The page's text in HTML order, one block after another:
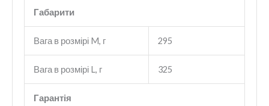
Габарити
Вага в розмірі M, г 295
Вага в розмірі L, г 325
Гарантія